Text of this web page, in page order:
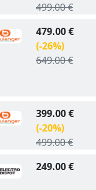
499.00 €
479.00 €
(-26%)
649.00 €
399.00 €
(-20%)
499.00 €
249.00 €